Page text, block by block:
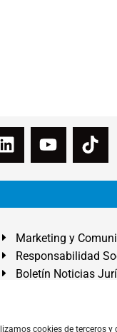
cookies de terceros
Marketing y
Responsabilidad
Boletín Noticias